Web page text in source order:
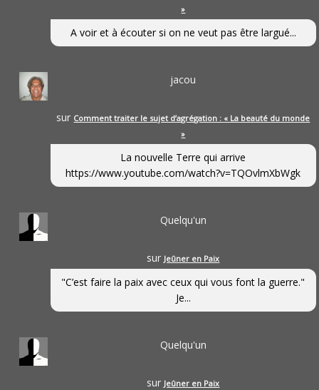
»
A voir et à écouter si on ne veut pas être largué...
jacou
sur Comment traiter le sujet d’agrégation : « La beauté du monde
»
La nouvelle Terre qui arrive
https://www.youtube.com/watch?v=TQOvlmXbWgk
Quelqu'un
sur Jeûner en Paix
"C’est faire la paix avec ceux qui vous font la guerre."
Je...
Quelqu'un
sur Jeûner en Paix